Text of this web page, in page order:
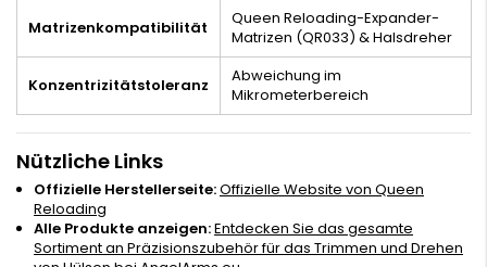
Matrizenkompatibilität
Queen Reloading-Expander-
Matrizen (QR033) & Halsdreher
Konzentrizitätstoleranz
Abweichung im
Mikrometerbereich
Nützliche Links
Offizielle Herstellerseite:Offizielle Website von Queen
Reloading
Alle Produkte anzeigen:Entdecken Sie das gesamte
Sortiment an Präzisionszubehör für das Trimmen und Drehen